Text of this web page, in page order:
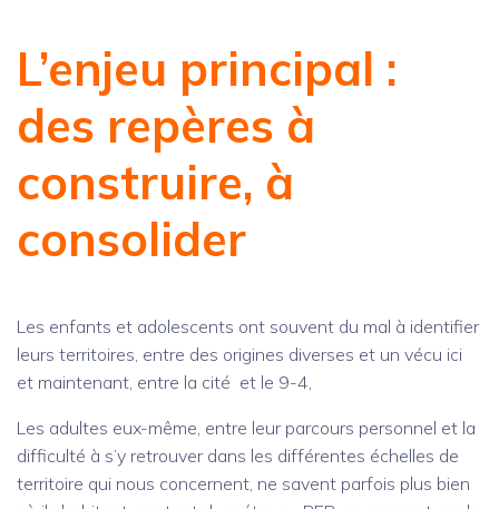
L’enjeu principal :
des repères à
construire, à
consolider
Les enfants et adolescents ont souvent du mal à identifier
leurs territoires, entre des origines diverses et un vécu ici
et maintenant, entre la cité et le 9-4,
Les adultes eux-même, entre leur parcours personnel et la
difficulté à s’y retrouver dans les différentes échelles de
territoire qui nous concernent, ne savent parfois plus bien